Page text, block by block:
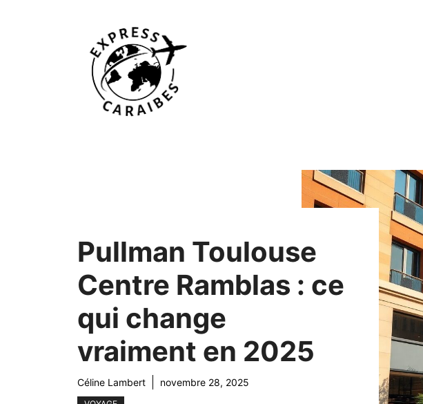
Pullman Toulouse
Centre Ramblas : ce
qui change
vraiment en 2025
Céline Lambert novembre 28, 2025